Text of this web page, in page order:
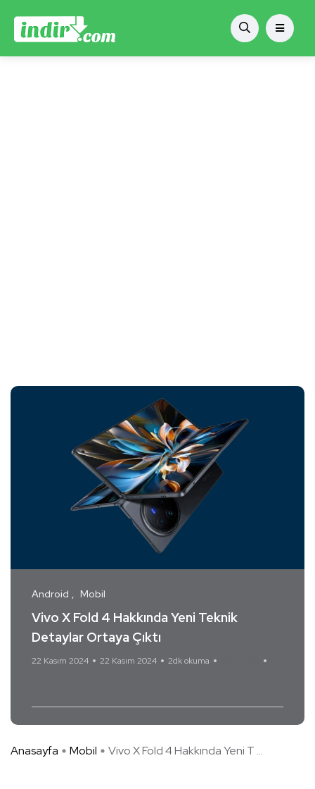
Android Mobil
Vivo X Fold 4 Hakkında Yeni Teknik
Detaylar Ortaya Çıktı
22 Kasım 2024 22 Kasım 2024 2dk okuma
Anasayfa Mobil Vivo X Fold 4 Hakkında Yeni T ...